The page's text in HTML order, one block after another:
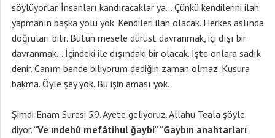
söylüyorlar. İnsanları kandıracaklar ya… Çünkü kendilerini ilah
yapmanın başka yolu yok. Kendileri ilah olacak. Herkes aslında
doğruları bilir. Bütün mesele dürüst davranmak, içi dışı bir
davranmak… İçindeki ile dışındaki bir olacak. İşte onlara sadık
denir. Canım bende biliyorum dediğin zaman olmaz. Kusura
bakma. Öyle şey yok. Bu işin aması yok.
Şimdi Enam Suresi 59. Ayete geliyoruz. Allahu Teala şöyle
diyor. “Ve ındehû mefâtihul ğaybi” “Gaybın anahtarları